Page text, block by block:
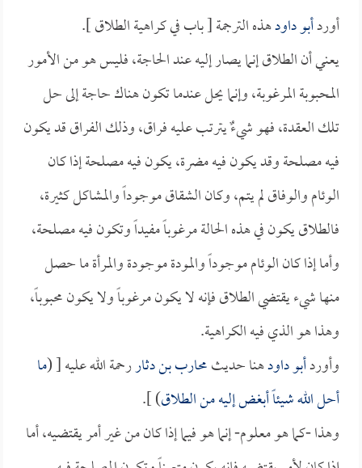
أوردأبو داودهذه الترجمة [ باب في كراهية الطلاق ].
يعني أن الطلاق إنما يصار إليه عند الحاجة، فليس هو من الأمور
المحبوبة المرغوبة، وإنما يحل عندما تكون هناك حاجة إلى حل
تلك العقدة، فهو شيءٌ يترتب عليه فراق، وذلك الفراق قد يكون
فيه مصلحة وقد يكون فيه مضرة، يكون فيه مصلحة إذا كان
الوئام والوفاق لم يتم، وكان الشقاق موجوداً والمشاكل كثيرة،
فالطلاق يكون في هذه الحالة مرغوباً مفيداً وتكون فيه مصلحة،
وأما إذا كان الوئام موجوداً والمودة موجودة والمرأة ما حصل
منها شيء يقتضي الطلاق فإنه لا يكون مرغوباً ولا يكون محبوباً،
وهذا هو الذي فيه الكراهية.
وأوردأبو داودهنا حديثمحارب بن دثاررحمة الله عليه [ (ما
أحل الله شيئاً أبغض إليه من الطلاق) ].
وهذا -كما هو معلوم- إنما هو فيما إذا كان من غير أمر يقتضيه، أما